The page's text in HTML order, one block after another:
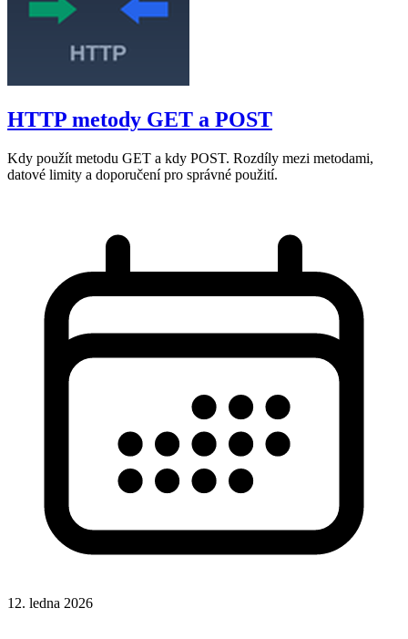
HTTP metody GET a POST
Kdy použít metodu GET a kdy POST. Rozdíly mezi metodami,
datové limity a doporučení pro správné použití.
12. ledna 2026